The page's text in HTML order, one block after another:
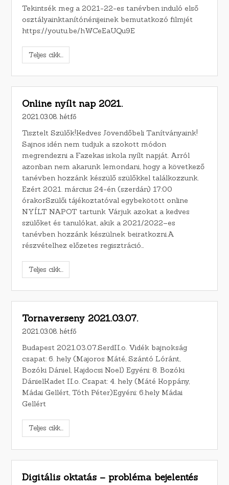
Tekintsék meg a 2021-22-es tanévben induló első
osztályainktanítónénijeinek bemutatkozó filmjét
https://youtu.be/hWCeEaUQu9E
Teljes cikk...
Online nyílt nap 2021.
2021.03.08. hétfő
Tisztelt Szülők!Kedves Jövendőbeli Tanítványaink!
Sajnos idén nem tudjuk a szokott módon
megrendezni a Fazekas iskola nyílt napját. Arról
azonban nem akarunk lemondani, hogy a következő
tanévben hozzánk készülő szülőkkel találkozzunk.
Ezért 2021. március 24-én (szerdán) 17:00
órakorSzülői tájékoztatóval egybekötött online
NYÍLT NAPOT tartunk Várjuk azokat a kedves
szülőket és tanulókat, akik a 2021/2022–es
tanévben hozzánk készülnek beiratkozni.A
részvételhez előzetes regisztráció…
Teljes cikk...
Tornaverseny 2021.03.07.
2021.03.08. hétfő
Budapest 2021.03.07.SerdII.o. Vidék bajnokság
csapat: 6. hely (Majoros Máté, Szántó Lóránt,
Bozóki Dániel, Kajdocsi Noel) Egyéni: 8. Bozóki
DánielKadet II.o. Csapat: 4. hely (Máté Koppány,
Mádai Gellért, Tóth Péter)Egyéni: 6.hely Mádai
Gellért
Teljes cikk...
Digitális oktatás – probléma bejelentés